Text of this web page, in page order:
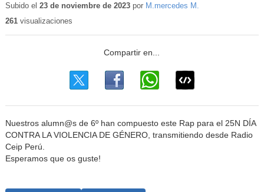
educativo
Subido el 23 de noviembre de 2023por M.mercedes M.
261visualizaciones
Nuestros alumn@s de 6º han compuesto este Rap para el 25N DÍA
CONTRA LA VIOLENCIA DE GÉNERO, transmitiendo desde Radio
Ceip Perú.
Esperamos que os guste!